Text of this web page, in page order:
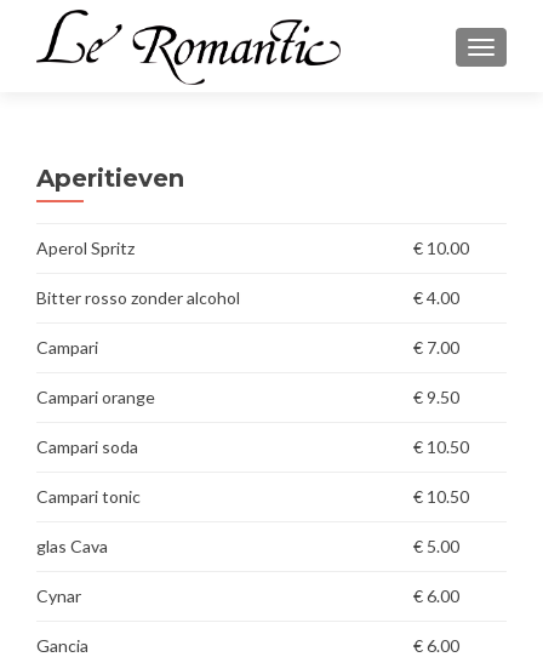
Aperitieven
Aperol Spritz € 10.00
Bitter rosso zonder alcohol € 4.00
Campari € 7.00
Campari orange € 9.50
Campari soda € 10.50
Campari tonic € 10.50
glas Cava € 5.00
Cynar € 6.00
Gancia € 6.00